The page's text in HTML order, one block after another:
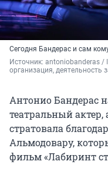
Сегодня Бандерас и сам
Источник: antoniobanderas /
организация, деятельность
Антонио Бандерас
театральный актер,
стратовала
Альмодовару,
фильм «Лабиринт